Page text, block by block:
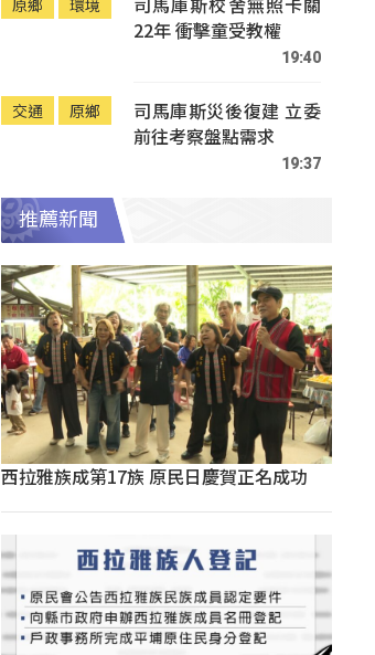
22年 衝擊童受教權
19:40
交通 原鄉
司馬庫斯災後復建 立委
前往考察盤點需求
19:37
推薦新聞
西拉雅族成第17族 原民日慶賀正名成功